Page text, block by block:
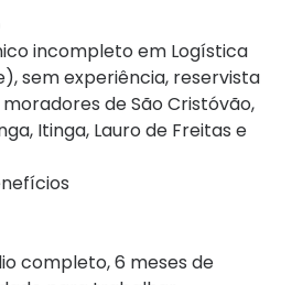
incompleto em Logística
sem experiência, reservista
de São Cristóvão,
Itinga, Lauro de Freitas e
completo, 6 meses de